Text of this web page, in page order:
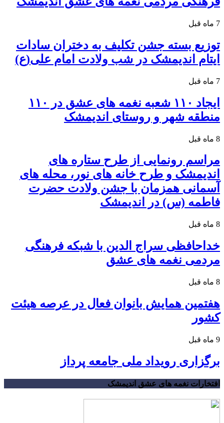
7 ماه قبل
توزیع بسته جشن تکلیف به دختران سادات
ایتام اندیمشک در شب ولادت امام علی(ع)
7 ماه قبل
ایجاد ۱۱۰ شعبه نغمه های عشق در ۱۱۰
منطقه شهر و روستای اندیمشک
8 ماه قبل
مراسم رونمایی از طرح ستاره های
اندیمشک و طرح خانه های نور، محله های
آسمانی همزمان با جشن ولادت حضرت
فاطمه (س) در اندیمشک
8 ماه قبل
خداحافظی سراج الدین با شبکه فرهنگی
مردمی نغمه های عشق
8 ماه قبل
هفتمین همایش بانوان فعال در عرصه‌ هیئت
کشور
9 ماه قبل
برگزاری رویداد ملی جامعه پرداز
افتخارات نغمه های عشق اندیمشک